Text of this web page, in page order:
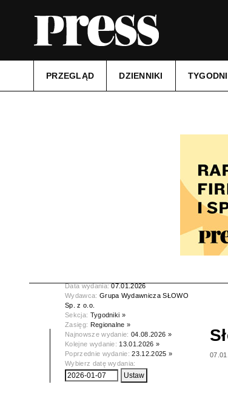
PRZEGLĄD DZIENNIKI
Data wydania:07.01.2026
Wydawca: Grupa Wydawnicza SŁOWO
Sp. z o.o.
Sekcja: Tygodniki »
Zasięg: Regionalne »
Najnowsze wydanie:04.08.2026 »
Kolejne wydanie: 13.01.2026 »
Poprzednie wydanie:23.12.2025 »
Wybierz datę wydania: